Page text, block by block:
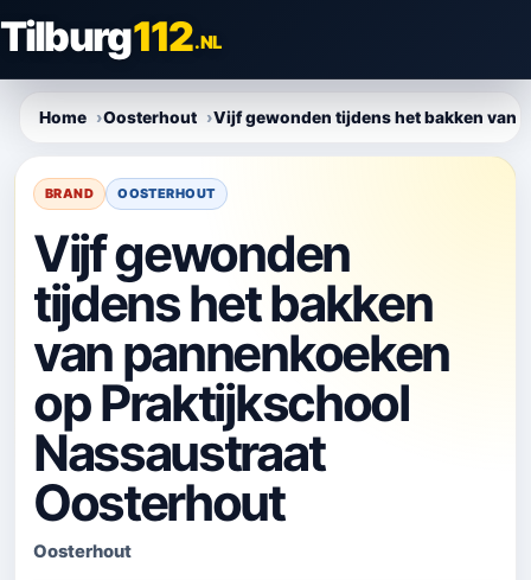
Direct
content
Tilburg112.NL
Home Oosterhout Vijf gewonden tijdens het bakken van
BRAND OOSTERHOUT
Vijf gewonden
tijdens het bakken
van pannenkoeken
op Praktijkschool
Nassaustraat
Oosterhout
Oosterhout